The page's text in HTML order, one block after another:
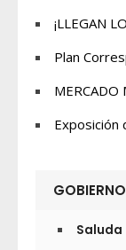
¡LLEGAN
Plan
MERCADO
Exposición
GOBIERNO
Saluda